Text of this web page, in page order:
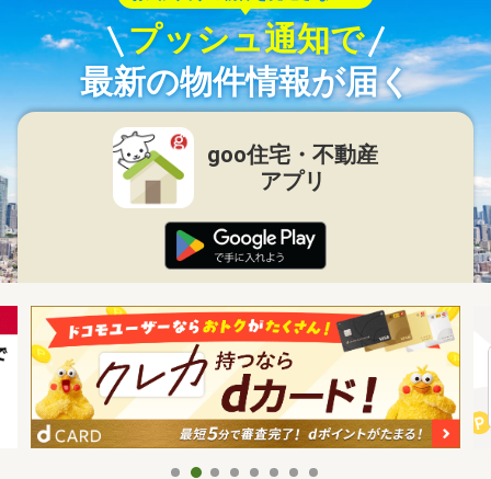
プッシュ通知で
最新の物件情報が届く
goo住宅・不動産
アプリ